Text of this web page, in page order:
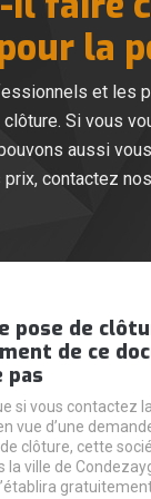
la
et les
Si vous
aussi
contactez
pose de
de ce
pas
si vous contactez
vue d’une
clôture, cette
la ville de